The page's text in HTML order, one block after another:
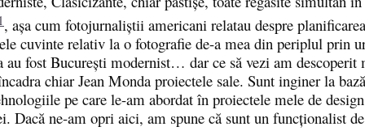
, așa cum fotojurnaliștii americani relatau despre
cuvinte relativ la o fotografie de-a mea din periplul prin
fost București modernist… dar ce să vezi am descoperit
chiar Jean Monda proiectele sale. Sunt inginer la
pe care le-am abordat în proiectele mele de
Dacă ne-am opri aici, am spune că sunt un funcționalist